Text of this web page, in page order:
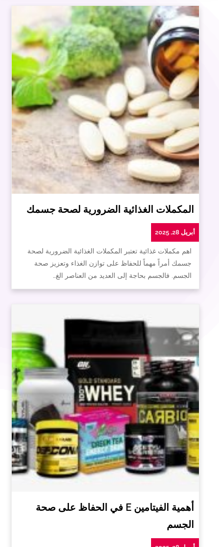
المكملات الغذائية الضرورية لصحة جسمك
أبريل 28, 2025
اهم مكملات غذائية تعتبر المكملات الغذائية الضرورية لصحة
جسمك أمراً مهماً للحفاظ على توازن الغذاء وتعزيز صحة
الجسم. فالجسم بحاجة إلى العديد من العناصر الغ…
أهمية الفيتامين E في الحفاظ على صحة
الجسم